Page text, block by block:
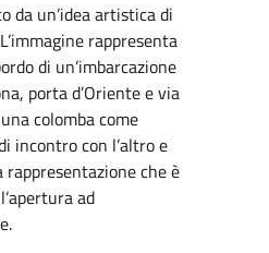
da un’idea artistica di
rappresenta
di un’imbarcazione
porta d’Oriente e via
colomba come
incontro con l’altro e
che è
ad